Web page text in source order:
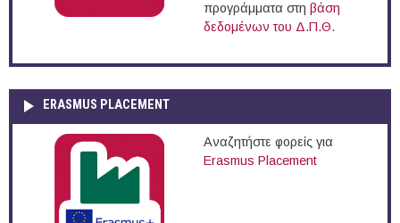
προγράμματα στη βάση
δεδομένων του Δ.Π.Θ.
ERASMUS PLACEMENT
Αναζητήστε φορείς για
Erasmus Placement